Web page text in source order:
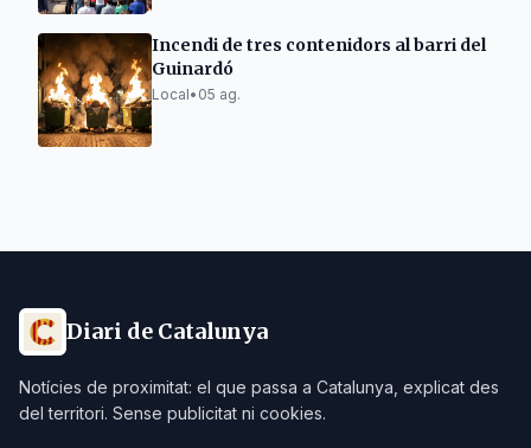
Incendi de tres contenidors al barri del
Guinardó
Local• 05 ag.
Diari de Catalunya
Notícies de proximitat: el que passa a Catalunya, explicat des
del territori. Sense publicitat ni cookies.